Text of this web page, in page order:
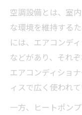
導入からメン
させる実践テ
空調工事業
す新たな可能
空調設備選定
が教える失敗
空調設備とは、室
な環境を維持する
には、エアコンデ
などがあり、それ
エアコンディショ
ィスで広く使われて
一方、ヒートポン